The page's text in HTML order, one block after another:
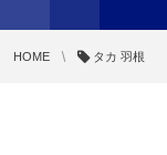
HOME タカ 羽根